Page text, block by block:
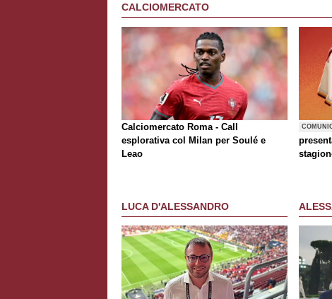
CALCIOMERCATO
Calciomercato Roma - Call
esplorativa col Milan per Soulé e
Leao
LUCA D'ALESSANDRO